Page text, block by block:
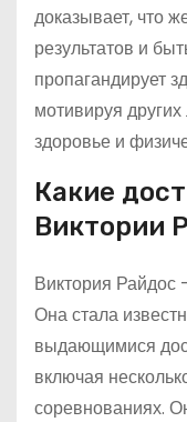
доказывает, что
результатов и
пропагандирует
мотивируя
здоровье и
Какие
Виктории
Виктория Райдос
Она стала
выдающимися
включая
соревнованиях.